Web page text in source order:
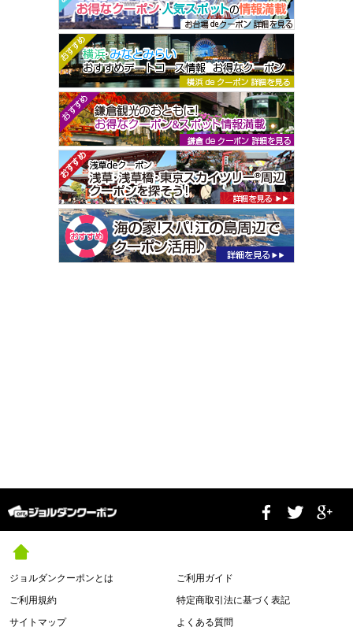
ジョルダンクーポンとは
ご利用ガイド
ご利用規約
特定商取引法に基づく表記
サイトマップ
よくある質問